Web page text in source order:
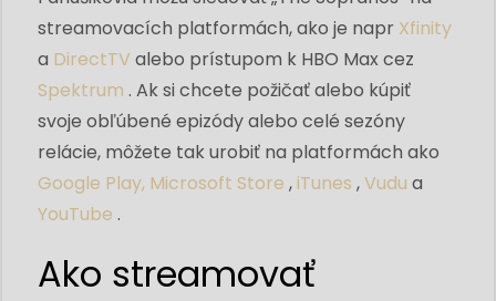
streamovacích platformách, ako je napr Xfinity
a DirectTV alebo prístupom k HBO Max cez
Spektrum . Ak si chcete požičať alebo kúpiť
svoje obľúbené epizódy alebo celé sezóny
relácie, môžete tak urobiť na platformách ako
Google Play, Microsoft Store ,iTunes ,Vudu a
YouTube .
Ako streamovať